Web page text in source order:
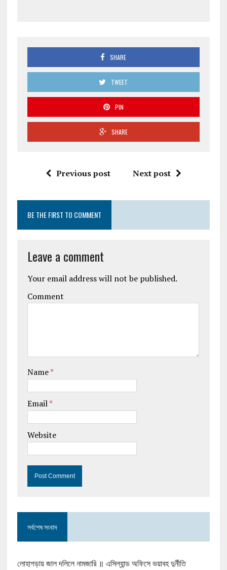
SHARE
TWEET
PIN
SHARE
Previous post Next post
BE THE FIRST TO COMMENT
Leave a comment
Your email address will not be published.
Comment
Name*
Email*
Website
সর্বশেষ সংবাদ
লোহাগড়ায় জাল দলিলে নামজারি ॥ এসিল্যান্ড অফিসে ভয়াবহ দুর্নীতি